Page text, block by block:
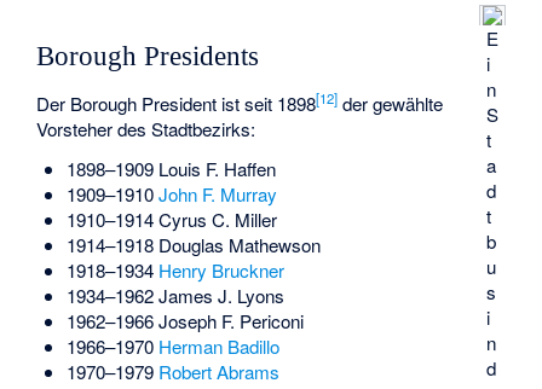
E
i
n
S
t
a
d
t
b
u
s
i
n
d
Borough Presidents
Der Borough President ist seit 1898[12] der gewählte
Vorsteher des Stadtbezirks:
1898–1909 Louis F. Haffen
1909–1910John F. Murray
1910–1914Cyrus C. Miller
1914–1918 Douglas Mathewson
1918–1934 Henry Bruckner
1934–1962James J. Lyons
1962–1966Joseph F. Periconi
1966–1970 Herman Badillo
1970–1979 Robert Abrams